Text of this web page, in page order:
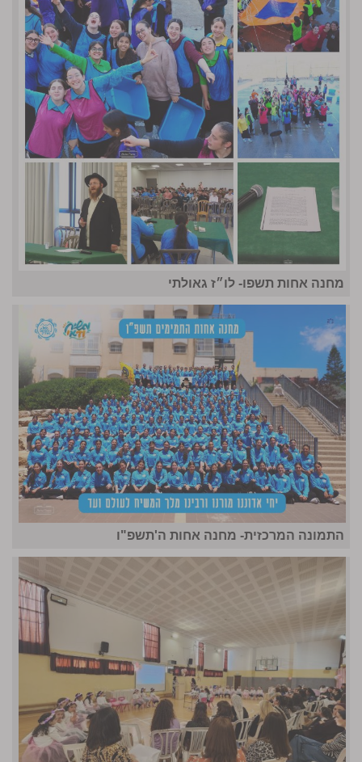
מחנה אחות תשפו- לו״ז גאולתי
התמונה המרכזית- מחנה אחות ה'תשפ"ו